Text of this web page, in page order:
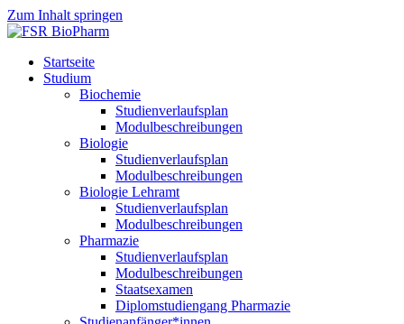
Zum Inhalt springen
Startseite
Studium
Biochemie
Studienverlaufsplan
Modulbeschreibungen
Biologie
Studienverlaufsplan
Modulbeschreibungen
Biologie Lehramt
Studienverlaufsplan
Modulbeschreibungen
Pharmazie
Studienverlaufsplan
Modulbeschreibungen
Staatsexamen
Diplomstudiengang Pharmazie